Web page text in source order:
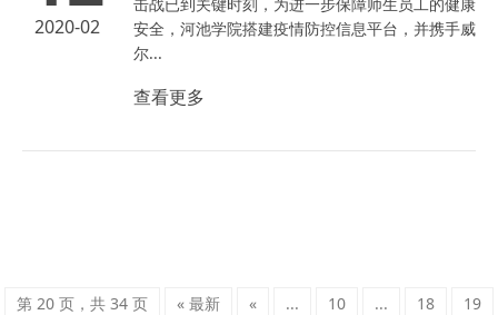
2020-02
安全，河池学院搭建疫情防控信息平台，并携手威
尔...
查看更多
第 20 页，共 34 页 « 最新 « ... 10 ... 18
19